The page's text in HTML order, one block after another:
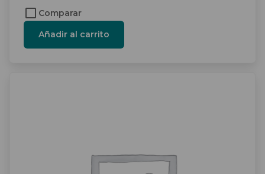
precio
original
era:
78,00 €.
precio
actual
65,00 €.
Comparar
Añadir al carrito